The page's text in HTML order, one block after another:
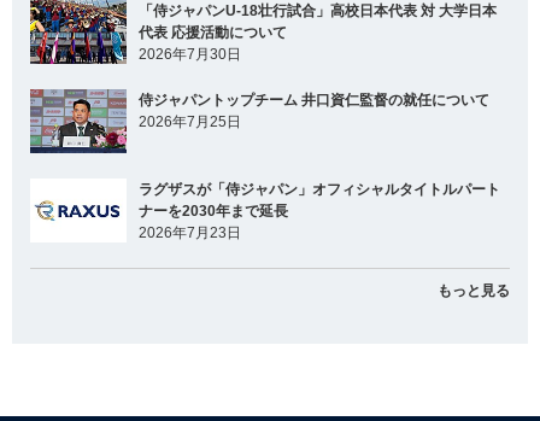
「侍ジャパンU-18壮行試合」高校日本代表 対 大学日本
代表 応援活動について
2026年7月30日
侍ジャパントップチーム 井口資仁監督の就任について
2026年7月25日
ラグザスが「侍ジャパン」オフィシャルタイトルパート
ナーを2030年まで延長
2026年7月23日
もっと見る